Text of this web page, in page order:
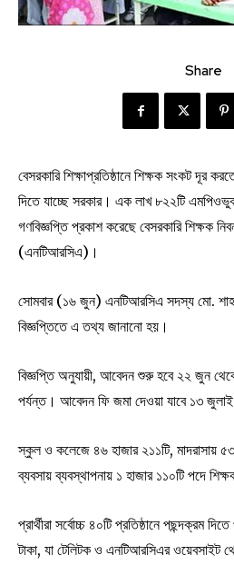
Share
বেসরকারি শিক্ষাপ্রতিষ্ঠানে শিক্ষক সংকট দূর
দিতে যাচ্ছে সরকার। এক লাখ ৮২২টি
গণবিজ্ঞপ্তি প্রকাশ করেছে বেসরকারি শিক্ষক
(এনটিআরসিএ)।
সোমবার (১৬ জুন) এনটিআরসিএ সদস্য মো.
বিজ্ঞপ্তিতে এ তথ্য জানানো হয়।
বিজ্ঞপ্তি অনুযায়ী, আবেদন শুরু হবে ২২ জুন
পর্যন্ত। আবেদন ফি জমা দেওয়া যাবে ১৩
স্কুল ও কলেজে ৪৬ হাজার ২১১টি, মাদরাসায়
ব্যবসায় ব্যবস্থাপনায় ১ হাজার ১১০টি পদে
প্রার্থীরা সর্বোচ্চ ৪০টি প্রতিষ্ঠানে পছন্দক্রম
টাকা, যা টেলিটক ও এনটিআরসিএর ওয়েবসাইট